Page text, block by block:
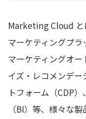
Marketing Cloud と
マーケティングプラ
マーケティングオ
イズ・レコメンデ
トフォーム（CDP
（BI）等、様々な